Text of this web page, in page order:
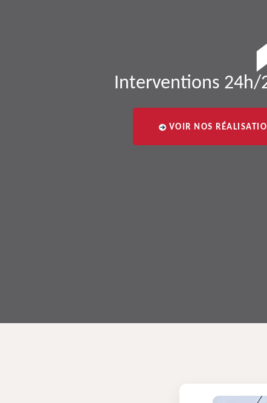
Interventions 24h/
VOIR NOS